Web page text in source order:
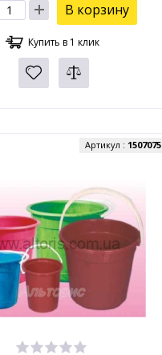
В корзину
Купить в 1 клик
Артикул : 1507075